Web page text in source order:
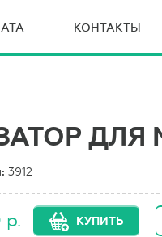
КОНТАКТЫ
ДЛЯ
3912
р. КУПИТЬ